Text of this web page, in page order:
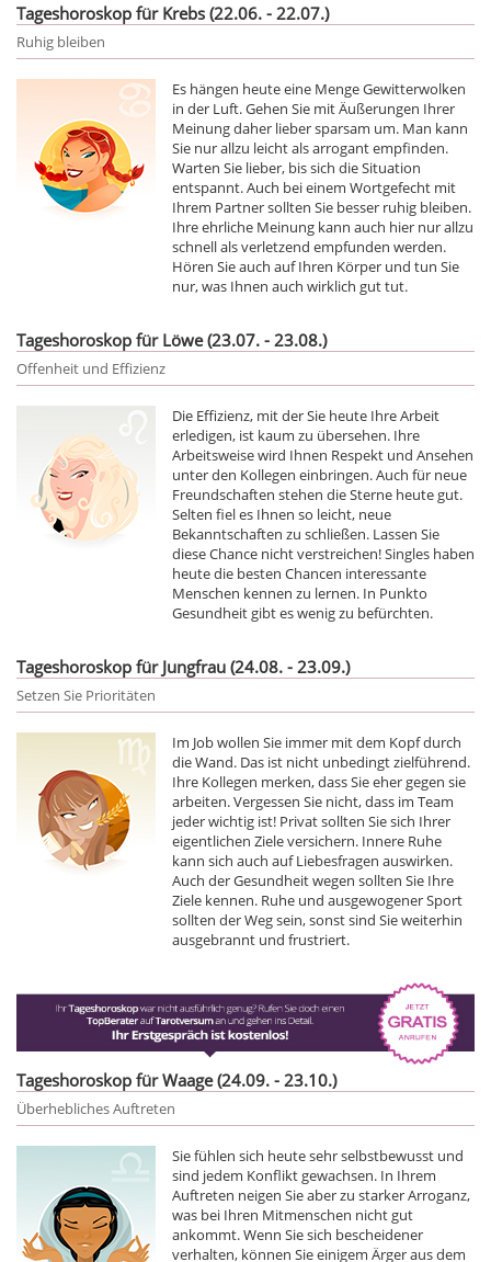
Tageshoroskop für Krebs (22.06. - 22.07.)
Ruhig bleiben
Es hängen heute eine Menge Gewitterwolken
in der Luft. Gehen Sie mit Äußerungen Ihrer
Meinung daher lieber sparsam um. Man kann
Sie nur allzu leicht als arrogant empfinden.
Warten Sie lieber, bis sich die Situation
entspannt. Auch bei einem Wortgefecht mit
Ihrem Partner sollten Sie besser ruhig bleiben.
Ihre ehrliche Meinung kann auch hier nur allzu
schnell als verletzend empfunden werden.
Hören Sie auch auf Ihren Körper und tun Sie
nur, was Ihnen auch wirklich gut tut.
Tageshoroskop für Löwe (23.07. - 23.08.)
Offenheit und Effizienz
Die Effizienz, mit der Sie heute Ihre Arbeit
erledigen, ist kaum zu übersehen. Ihre
Arbeitsweise wird Ihnen Respekt und Ansehen
unter den Kollegen einbringen. Auch für neue
Freundschaften stehen die Sterne heute gut.
Selten fiel es Ihnen so leicht, neue
Bekanntschaften zu schließen. Lassen Sie
diese Chance nicht verstreichen! Singles haben
heute die besten Chancen interessante
Menschen kennen zu lernen. In Punkto
Gesundheit gibt es wenig zu befürchten.
Tageshoroskop für Jungfrau (24.08. - 23.09.)
Setzen Sie Prioritäten
Im Job wollen Sie immer mit dem Kopf durch
die Wand. Das ist nicht unbedingt zielführend.
Ihre Kollegen merken, dass Sie eher gegen sie
arbeiten. Vergessen Sie nicht, dass im Team
jeder wichtig ist! Privat sollten Sie sich Ihrer
eigentlichen Ziele versichern. Innere Ruhe
kann sich auch auf Liebesfragen auswirken.
Auch der Gesundheit wegen sollten Sie Ihre
Ziele kennen. Ruhe und ausgewogener Sport
sollten der Weg sein, sonst sind Sie weiterhin
ausgebrannt und frustriert.
Tageshoroskop für Waage (24.09. - 23.10.)
Überhebliches Auftreten
Sie fühlen sich heute sehr selbstbewusst und
sind jedem Konflikt gewachsen. In Ihrem
Auftreten neigen Sie aber zu starker Arroganz,
was bei Ihren Mitmenschen nicht gut
ankommt. Wenn Sie sich bescheidener
verhalten, können Sie einigem Ärger aus dem